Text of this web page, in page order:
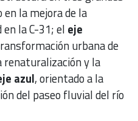
en la mejora de la
la C-31; el eje
urbana de
y la
azul, orientado a la
del paseo fluvial del río